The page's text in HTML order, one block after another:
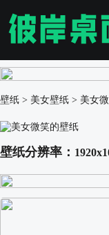
壁纸 > 美女壁纸 > 美女
壁纸分辨率：